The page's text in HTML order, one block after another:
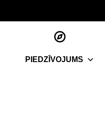
PIEDZĪVOJUMS